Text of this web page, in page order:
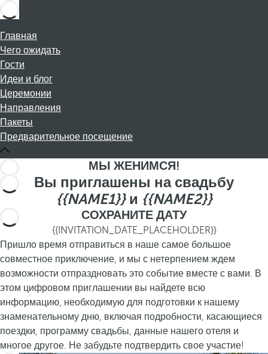
Главная
Чего ожидать
Гости
Идеи и блог
Церемонии
Направления
Пакеты
Предварительное посещение
МЫ ЖЕНИМСЯ!
Вы приглашены на свадьбу
{{NAME1}}и {{NAME2}}
СОХРАНИТЕ ДАТУ
{{INVITATION_DATE_PLACEHOLDER}}
Пришло время отправиться в наше самое большое
совместное приключение, и мы с нетерпением ждем
возможности отпраздновать это событие вместе с вами. В
этом цифровом приглашении вы найдете всю
информацию, необходимую для подготовки к нашему
знаменательному дню, включая подробности, касающиеся
поездки, программу свадьбы, данные нашего отеля и
многое другое. Не забудьте подтвердить свое участие!